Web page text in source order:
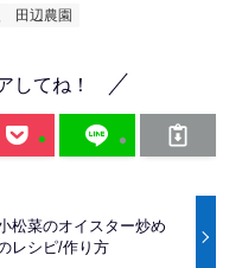
田辺農園
してね！
松菜のオイスター炒め
レシピ/作り方